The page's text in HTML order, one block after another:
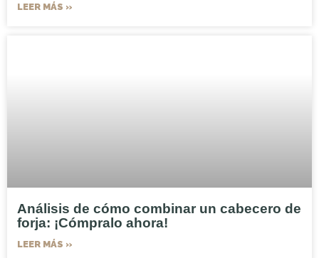
LEER MÁS »
Análisis de cómo combinar un cabecero de
forja: ¡Cómpralo ahora!
LEER MÁS »